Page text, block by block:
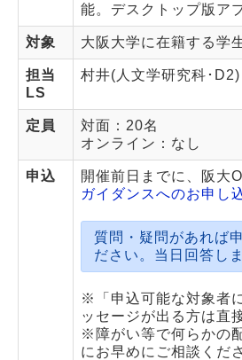
能。デスクトップ版ア
対象 大阪大学に在籍する学
担当
LS
村井(人文学研究科･D2)
定員
対面：20名
オンライン：なし
申込 開催前日までに、阪大
ガイダンスへのお申し
質問・疑問があれば
ださい。当日回答しま
※「申込可能な対象者
ッセージが出る方は直
※障がい等で何らかの
にお早めにご相談くだ